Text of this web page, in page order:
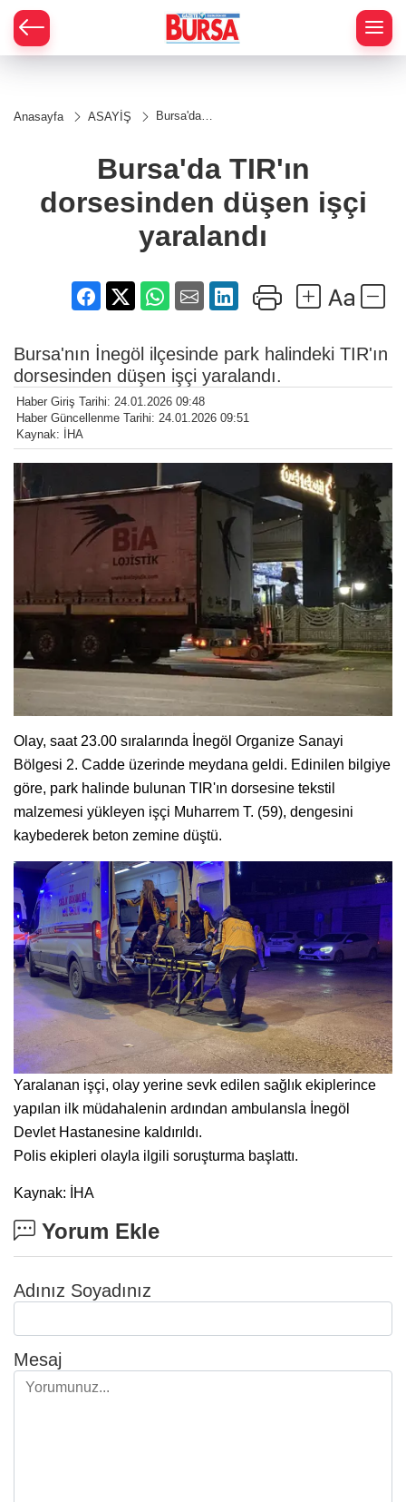
Anasayfa ASAYİŞ
Bursa'da
düşen işçi
yaralandı
Bursa'da TIR'ın
dorsesinden düşen işçi
yaralandı
Bursa'nın İnegöl ilçesinde park halindeki TIR'ın
dorsesinden düşen işçi yaralandı.
Haber Giriş Tarihi: 24.01.2026 09:48
Haber Güncellenme Tarihi: 24.01.2026 09:51
Kaynak: İHA
Olay, saat 23.00 sıralarında İnegöl Organize Sanayi
Bölgesi 2. Cadde üzerinde meydana geldi. Edinilen bilgiye
göre, park halinde bulunan TIR'ın dorsesine tekstil
malzemesi yükleyen işçi Muharrem T. (59), dengesini
kaybederek beton zemine düştü.
Yaralanan işçi, olay yerine sevk edilen sağlık ekiplerince
yapılan ilk müdahalenin ardından ambulansla İnegöl
Devlet Hastanesine kaldırıldı.
Polis ekipleri olayla ilgili soruşturma başlattı.
Kaynak: İHA
Yorum Ekle
Adınız Soyadınız
Mesaj